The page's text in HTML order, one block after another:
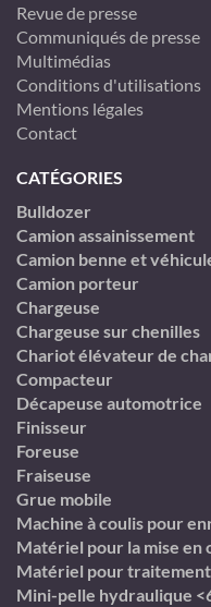
Revue de presse
Communiqués de presse
Multimédias
Conditions d'utilisations
Mentions légales
Contact
CATÉGORIES
Bulldozer
Camion assainissement
Camion benne et
Camion porteur
Chargeuse
Chargeuse sur chenilles
Chariot élévateur de
Compacteur
Décapeuse automotrice
Finisseur
Foreuse
Fraiseuse
Grue mobile
Machine à coulis pour
Matériel pour la mise en
Matériel pour traitement
Mini-pelle hydraulique